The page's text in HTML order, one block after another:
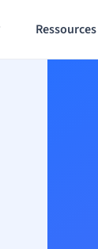
Ressources